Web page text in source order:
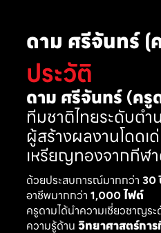
ดาม ศรีจันทร์ (
ประวัติ
ดาม ศรีจันทร์ (ครู
ทีมชาติไทยระดับตำ
ผู้สร้างผลงานโดดเ
เหรียญทองจากกีฬ
ด้วยประสบการณ์มากกว่า 30
อาชีพมากกว่า 1,000 ไฟต์
ครูดามได้นำความเชี่ยวชาญร
ความรู้ด้าน วิทยาศาสตร์กา